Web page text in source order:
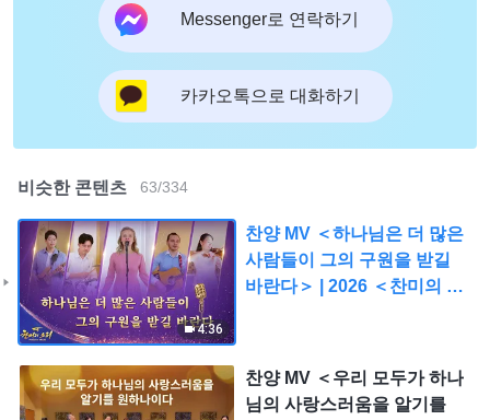
Messenger로 연락하기
카카오톡으로 대화하기
비슷한 콘텐츠 63/334
4:36
찬양 MV ＜하나님은 더 많은
사람들이 그의 구원을 받길
바란다＞ | 2026 ＜찬미의 소
찬양 MV ＜우리 모두가 하나
님의 사랑스러움을 알기를